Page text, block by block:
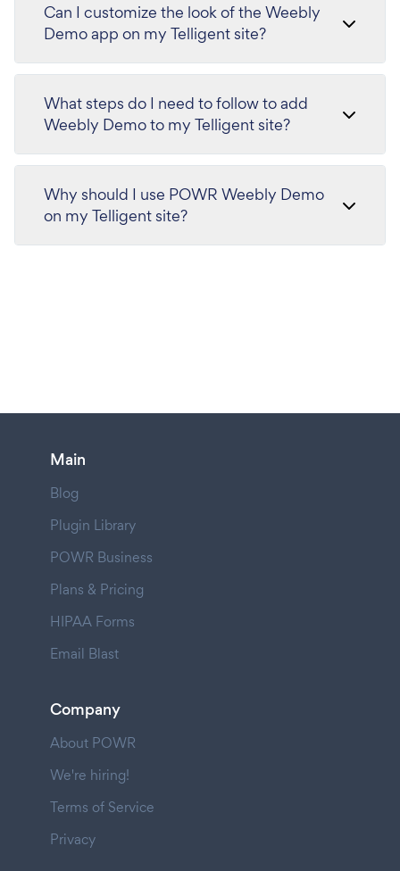
Can I customize the look of the Weebly
Demo app on my Telligent site?
What steps do I need to follow to add
Weebly Demo to my Telligent site?
Why should I use POWR Weebly Demo
on my Telligent site?
Main
Blog
Plugin Library
POWR Business
Plans & Pricing
HIPAA Forms
Email Blast
Company
About POWR
We're hiring!
Terms of Service
Privacy